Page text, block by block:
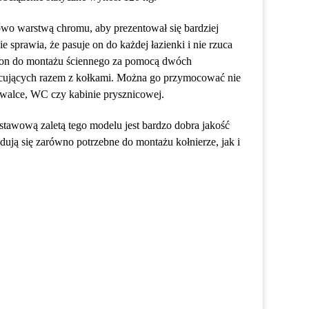
warstwą chromu, aby prezentował się bardziej
sprawia, że pasuje on do każdej łazienki i nie rzuca
do montażu ściennego za pomocą dwóch
razem z kołkami. Można go przymocować nie
WC czy kabinie prysznicowej.
zaletą tego modelu jest bardzo dobra jakość
się zarówno potrzebne do montażu kołnierze, jak i